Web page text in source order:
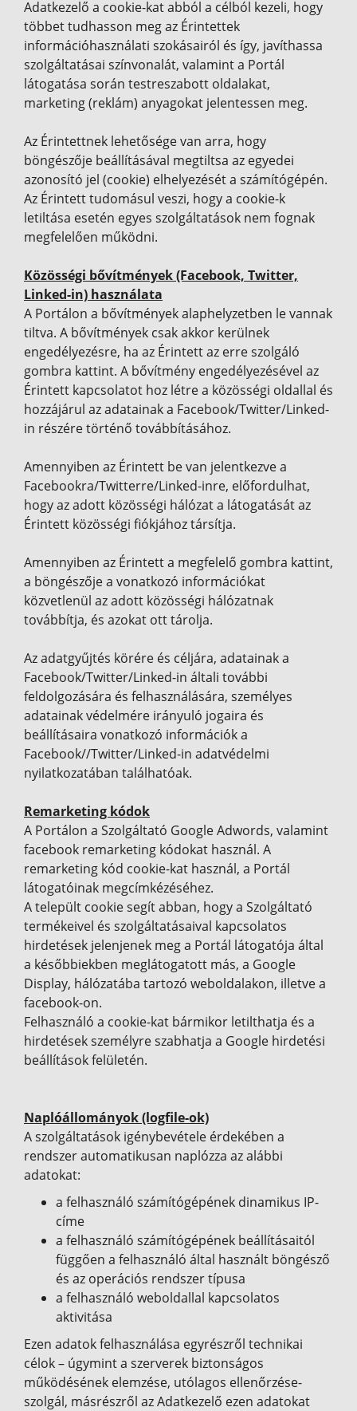
Adatkezelő a cookie-kat abból a célból kezeli, hogy
többet tudhasson meg az Érintettek
információhasználati szokásairól és így, javíthassa
szolgáltatásai színvonalát, valamint a Portál
látogatása során testreszabott oldalakat,
marketing (reklám) anyagokat jelentessen meg.
Az Érintettnek lehetősége van arra, hogy
böngészője beállításával megtiltsa az egyedei
azonosító jel (cookie) elhelyezését a számítógépén.
Az Érintett tudomásul veszi, hogy a cookie-k
letiltása esetén egyes szolgáltatások nem fognak
megfelelően működni.
Közösségi bővítmények (Facebook, Twitter,
Linked-in) használata
A Portálon a bővítmények alaphelyzetben le vannak
tiltva. A bővítmények csak akkor kerülnek
engedélyezésre, ha az Érintett az erre szolgáló
gombra kattint. A bővítmény engedélyezésével az
Érintett kapcsolatot hoz létre a közösségi oldallal és
hozzájárul az adatainak a Facebook/Twitter/Linked-
in részére történő továbbításához.
Amennyiben az Érintett be van jelentkezve a
Facebookra/Twitterre/Linked-inre, előfordulhat,
hogy az adott közösségi hálózat a látogatását az
Érintett közösségi fiókjához társítja.
Amennyiben az Érintett a megfelelő gombra kattint,
a böngészője a vonatkozó információkat
közvetlenül az adott közösségi hálózatnak
továbbítja, és azokat ott tárolja.
Az adatgyűjtés körére és céljára, adatainak a
Facebook/Twitter/Linked-in általi további
feldolgozására és felhasználására, személyes
adatainak védelmére irányuló jogaira és
beállításaira vonatkozó információk a
Facebook//Twitter/Linked-in adatvédelmi
nyilatkozatában találhatóak.
Remarketing kódok
A Portálon a Szolgáltató Google Adwords, valamint
facebook remarketing kódokat használ. A
remarketing kód cookie-kat használ, a Portál
látogatóinak megcímkézéséhez.
A települt cookie segít abban, hogy a Szolgáltató
termékeivel és szolgáltatásaival kapcsolatos
hirdetések jelenjenek meg a Portál látogatója által
a későbbiekben meglátogatott más, a Google
Display, hálózatába tartozó weboldalakon, illetve a
facebook-on.
Felhasználó a cookie-kat bármikor letilthatja és a
hirdetések személyre szabhatja a Google hirdetési
beállítások felületén.
Naplóállományok (logfile-ok)
A szolgáltatások igénybevétele érdekében a
rendszer automatikusan naplózza az alábbi
adatokat:
a felhasználó számítógépének dinamikus IP-
címe
a felhasználó számítógépének beállításaitól
függően a felhasználó által használt böngésző
és az operációs rendszer típusa
a felhasználó weboldallal kapcsolatos
aktivitása
Ezen adatok felhasználása egyrészről technikai
célok – úgymint a szerverek biztonságos
működésének elemzése, utólagos ellenőrzése-
szolgál, másrészről az Adatkezelő ezen adatokat